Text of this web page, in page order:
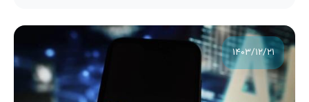
۱۴۰۳/۱۲/۲۱